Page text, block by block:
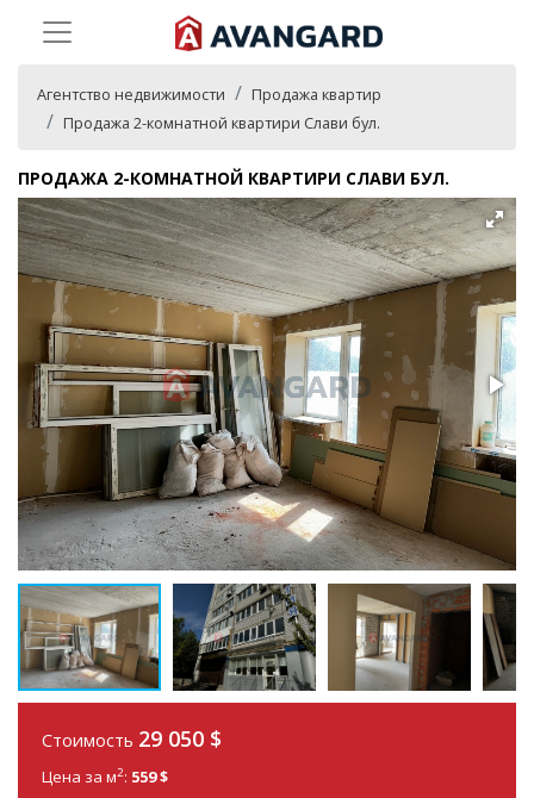
Агентство недвижимости
Продажа квартир
Продажа 2-комнатной квартири Слави бул.
ПРОДАЖА 2-КОМНАТНОЙ КВАРТИРИ СЛАВИ БУЛ.
Стоимость 29 050 $
Цена за м2: 559 $